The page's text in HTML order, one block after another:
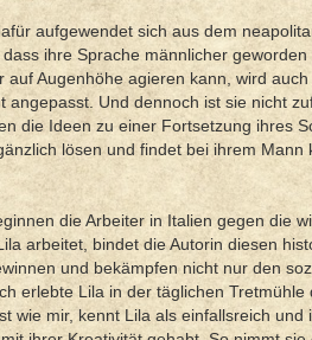
aufgewendet sich aus dem
ihre Sprache männlicher
auf Augenhöhe agieren kann, wird
angepasst. Und dennoch ist sie nicht
die Ideen zu einer Fortsetzung ihres
lösen und findet bei ihrem
die Arbeiter in Italien gegen die
arbeitet, bindet die Autorin diesen
und bekämpfen nicht nur den
erlebte Lila in der täglichen
wie mir, kennt Lila als einfallsreich